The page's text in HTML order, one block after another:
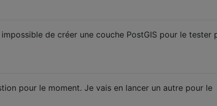
de créer une couche PostGIS pour le tester
pour le moment. Je vais en lancer un autre pour le